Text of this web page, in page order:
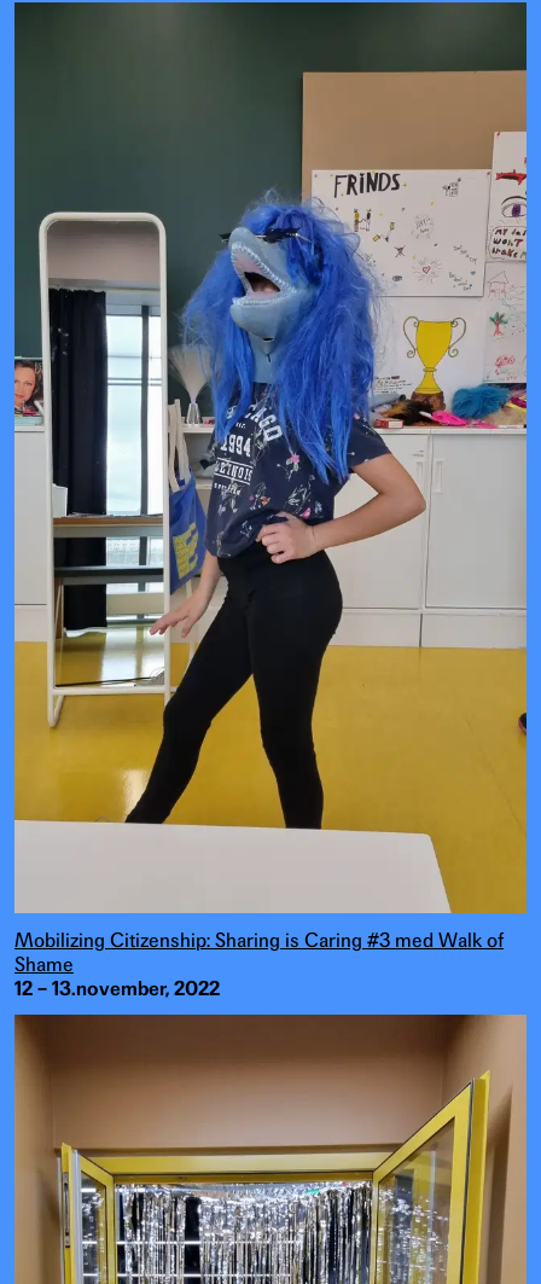
Mobilizing Citizenship: Sharing is Caring #3 med Walk of
Shame
12 – 13.november, 2022